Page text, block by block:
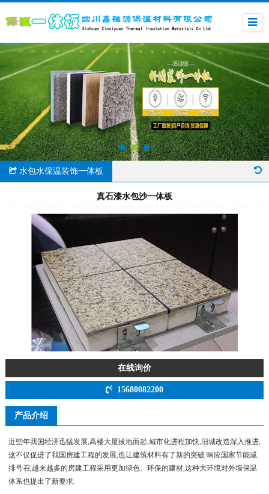
水包水保温装饰一体板
真石漆水包沙一体板
在线询价
15680082200
产品介绍
近些年我国经济迅猛发展,高楼大厦拔地而起,城市化进程加快,旧城改造深入推进,
这不仅促进了我国房建工程的发展,也让建筑材料有了新的突破.响应国家节能减
排号召,越来越多的房建工程采用更加绿色、环保的建材,这种大环境对外墙保温
体系也提出了新要求.